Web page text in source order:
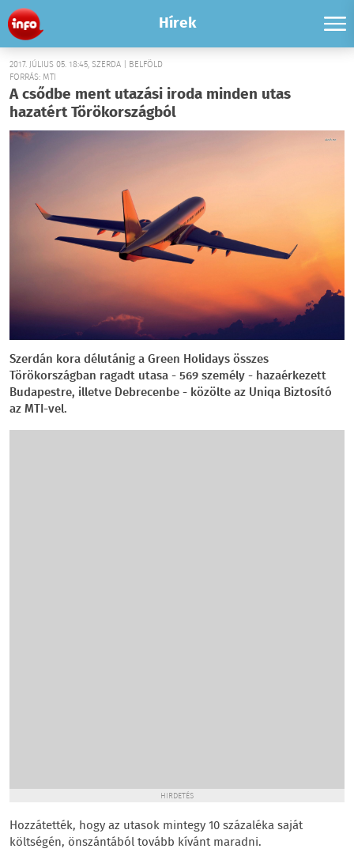
Hírek
2017. JÚLIUS 05. 18:45, SZERDA | BELFÖLD
FORRÁS: MTI
A csődbe ment utazási iroda minden utas
hazatért Törökországból
Szerdán kora délutánig a Green Holidays összes
Törökországban ragadt utasa - 569 személy - hazaérkezett
Budapestre, illetve Debrecenbe - közölte az Uniqa Biztosító
az MTI-vel.
HIRDETÉS
Hozzátették, hogy az utasok mintegy 10 százaléka saját
költségén, önszántából tovább kívánt maradni.